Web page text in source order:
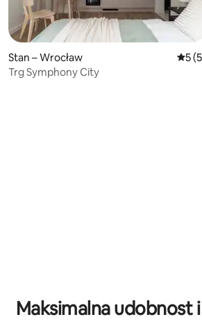
4,98/5, recenzija: 56
Stan – Wrocław
5
Trg Symphony City
Maksimalna udobnost